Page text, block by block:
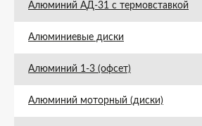
Алюминий АД-31 с термовставкой
Алюминиевые диски
Алюминий 1-3 (офсет)
Алюминий моторный (диски)